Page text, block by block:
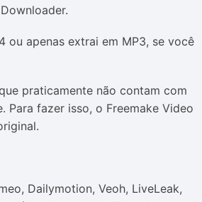
ou apenas extrai em MP3, se você
praticamente não contam com
Para fazer isso, o Freemake Video
Dailymotion, Veoh, LiveLeak,